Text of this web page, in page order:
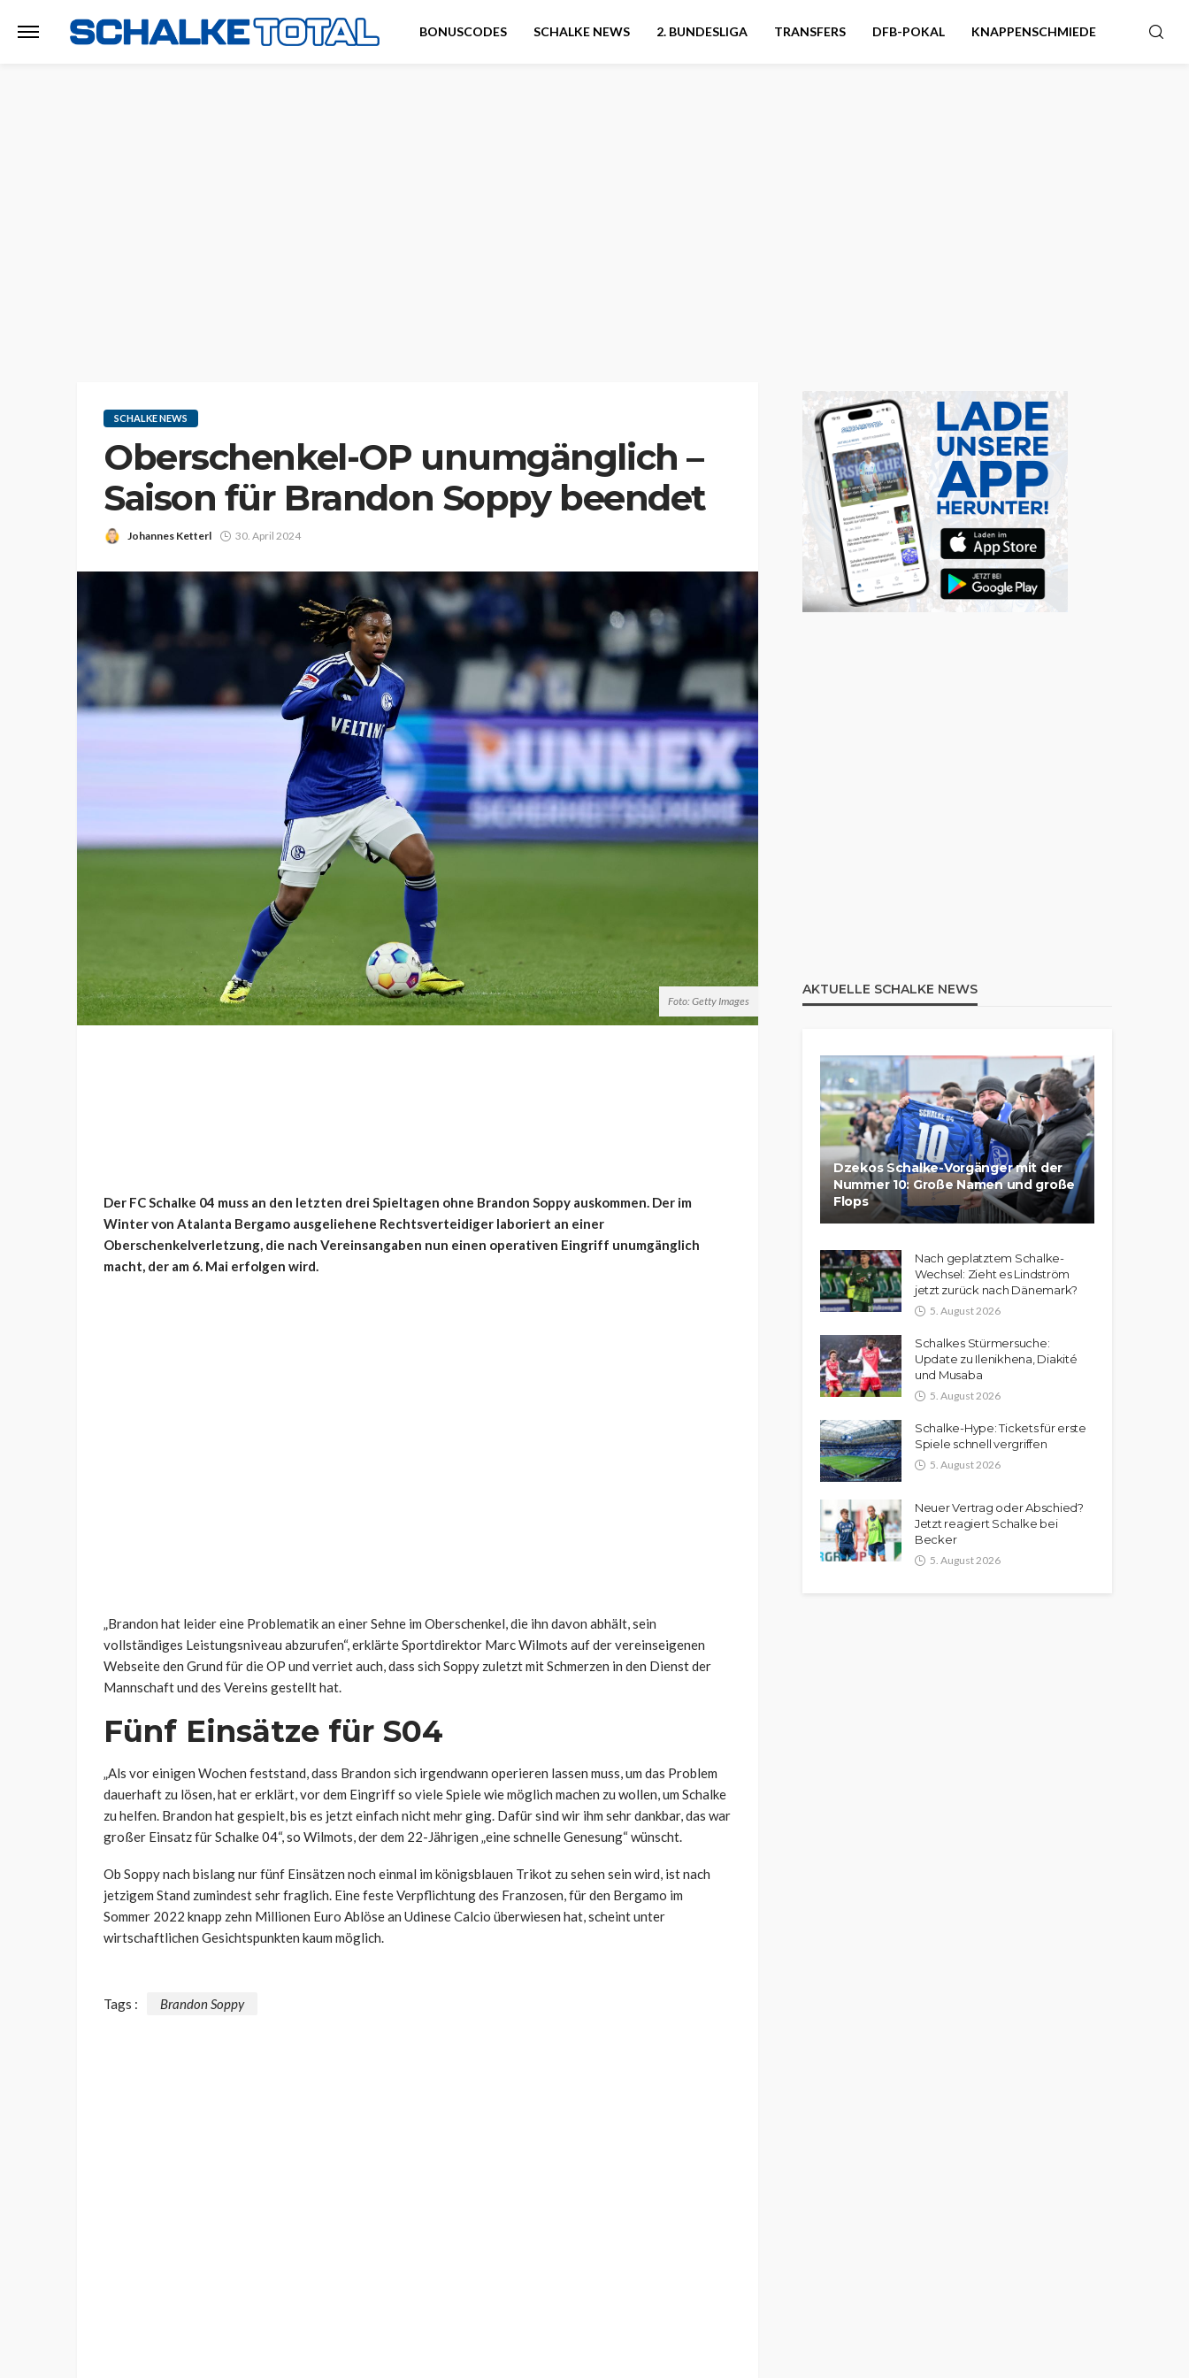
BONUSCODES SCHALKE NEWS 2. BUNDESLIGA TRANSFERS DFB-POKAL KNAPPENSCHMIEDE
SCHALKE NEWS
Oberschenkel-OP unumgänglich –
Saison für Brandon Soppy beendet
Johannes Ketterl 30. April 2024
Foto: Getty Images
Der FC Schalke 04 muss an den letzten drei Spieltagen ohne Brandon Soppy auskommen. Der im
Winter von Atalanta Bergamo ausgeliehene Rechtsverteidiger laboriert an einer
Oberschenkelverletzung, die nach Vereinsangaben nun einen operativen Eingriff unumgänglich
macht, der am 6. Mai erfolgen wird.
„Brandon hat leider eine Problematik an einer Sehne im Oberschenkel, die ihn davon abhält, sein
vollständiges Leistungsniveau abzurufen“, erklärte Sportdirektor Marc Wilmots auf der vereinseigenen
Webseite den Grund für die OP und verriet auch, dass sich Soppy zuletzt mit Schmerzen in den Dienst der
Mannschaft und des Vereins gestellt hat.
Fünf Einsätze für S04
„Als vor einigen Wochen feststand, dass Brandon sich irgendwann operieren lassen muss, um das Problem
dauerhaft zu lösen, hat er erklärt, vor dem Eingriff so viele Spiele wie möglich machen zu wollen, um Schalke
zu helfen. Brandon hat gespielt, bis es jetzt einfach nicht mehr ging. Dafür sind wir ihm sehr dankbar, das war
großer Einsatz für Schalke 04“, so Wilmots, der dem 22-Jährigen „eine schnelle Genesung“ wünscht.
Ob Soppy nach bislang nur fünf Einsätzen noch einmal im königsblauen Trikot zu sehen sein wird, ist nach
jetzigem Stand zumindest sehr fraglich. Eine feste Verpflichtung des Franzosen, für den Bergamo im
Sommer 2022 knapp zehn Millionen Euro Ablöse an Udinese Calcio überwiesen hat, scheint unter
wirtschaftlichen Gesichtspunkten kaum möglich.
Tags : Brandon Soppy
AKTUELLE SCHALKE NEWS
Dzekos Schalke-Vorgänger mit der
Nummer 10: Große Namen und große
Flops
Nach geplatztem Schalke-
Wechsel: Zieht es Lindström
jetzt zurück nach Dänemark?
5. August 2026
Schalkes Stürmersuche:
Update zu Ilenikhena, Diakité
und Musaba
5. August 2026
Schalke-Hype: Tickets für erste
Spiele schnell vergriffen
5. August 2026
Neuer Vertrag oder Abschied?
Jetzt reagiert Schalke bei
Becker
5. August 2026